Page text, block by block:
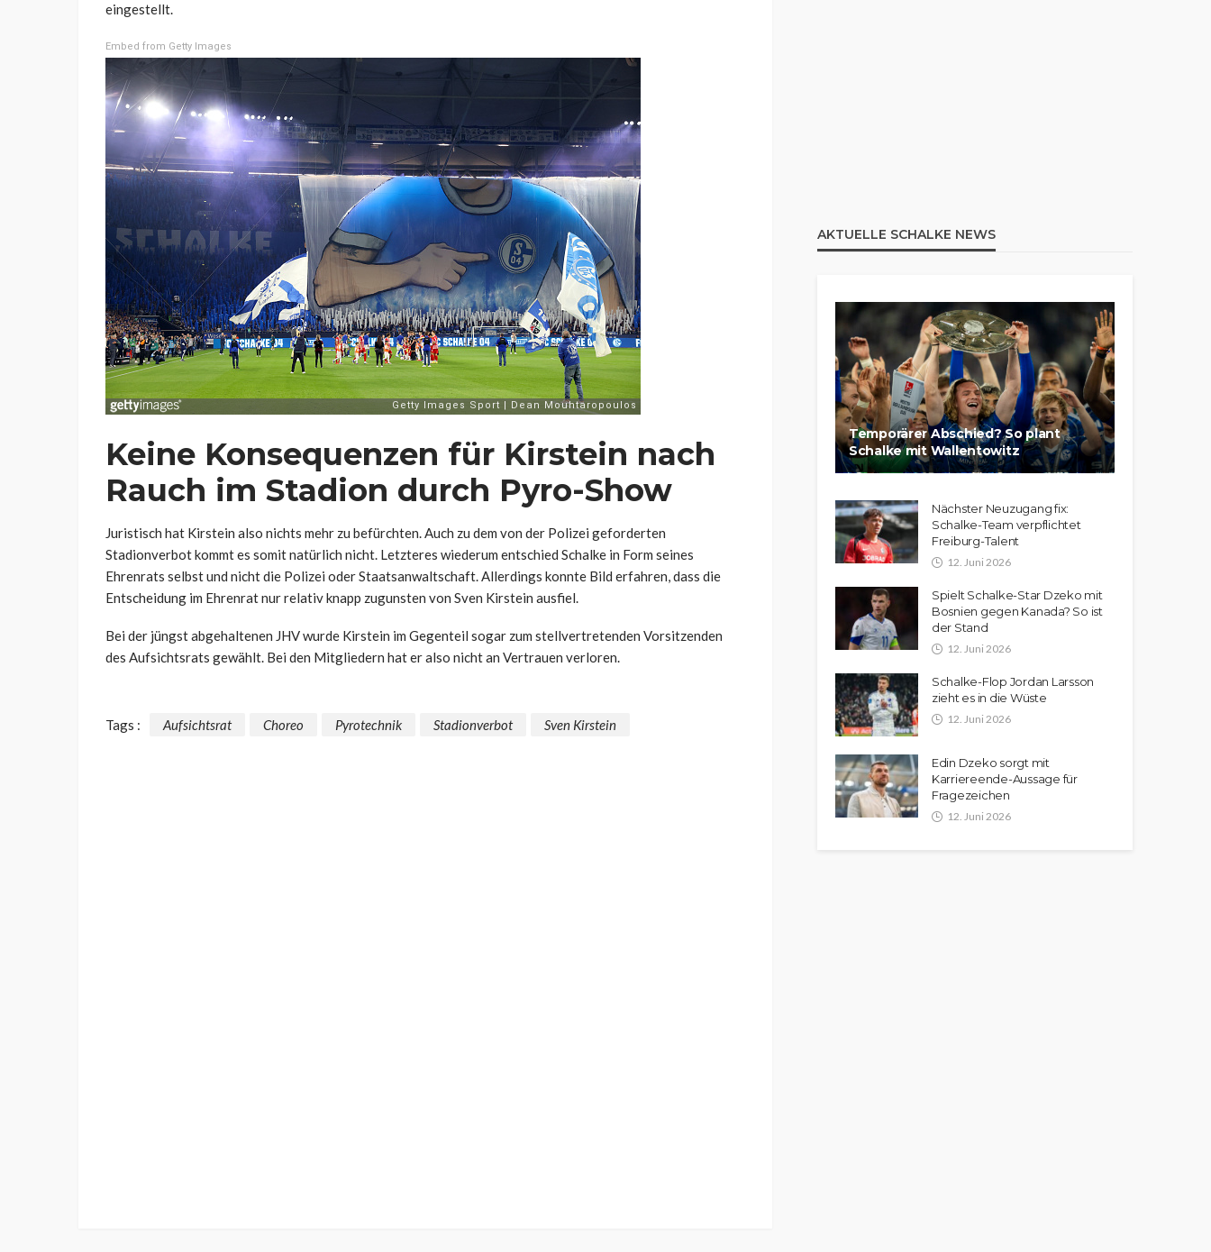
eingestellt.
Embed from Getty Images
Keine Konsequenzen für Kirstein nach
Rauch im Stadion durch Pyro-Show
Juristisch hat Kirstein also nichts mehr zu befürchten. Auch zu dem von der Polizei geforderten
Stadionverbot kommt es somit natürlich nicht. Letzteres wiederum entschied Schalke in Form seines
Ehrenrats selbst und nicht die Polizei oder Staatsanwaltschaft. Allerdings konnte Bild erfahren, dass die
Entscheidung im Ehrenrat nur relativ knapp zugunsten von Sven Kirstein ausfiel.
Bei der jüngst abgehaltenen JHV wurde Kirstein im Gegenteil sogar zum stellvertretenden Vorsitzenden
des Aufsichtsrats gewählt. Bei den Mitgliedern hat er also nicht an Vertrauen verloren.
Tags : Aufsichtsrat Choreo Pyrotechnik Stadionverbot Sven Kirstein
AKTUELLE SCHALKE NEWS
Temporärer Abschied? So plant
Schalke mit Wallentowitz
Nächster Neuzugang fix:
Schalke-Team verpflichtet
Freiburg-Talent
12. Juni 2026
Spielt Schalke-Star Dzeko mit
Bosnien gegen Kanada? So ist
der Stand
12. Juni 2026
Schalke-Flop Jordan Larsson
zieht es in die Wüste
12. Juni 2026
Edin Dzeko sorgt mit
Karriereende-Aussage für
Fragezeichen
12. Juni 2026